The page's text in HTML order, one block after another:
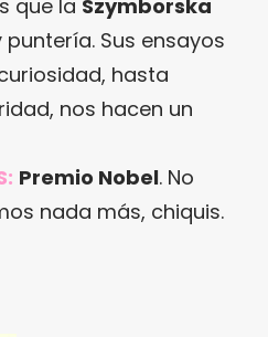
que la Szymborska
Sus ensayos
hasta
nos hacen un
Premio Nobel. No
nada más, chiquis.